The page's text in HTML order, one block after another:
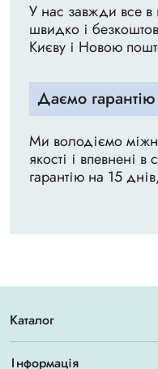
У нас завжди все в
швидко і
Києву і Новою
Даємо гарантію
Ми володіємо
якості і впевнені
гарантію на 15
Каталог
Інформація